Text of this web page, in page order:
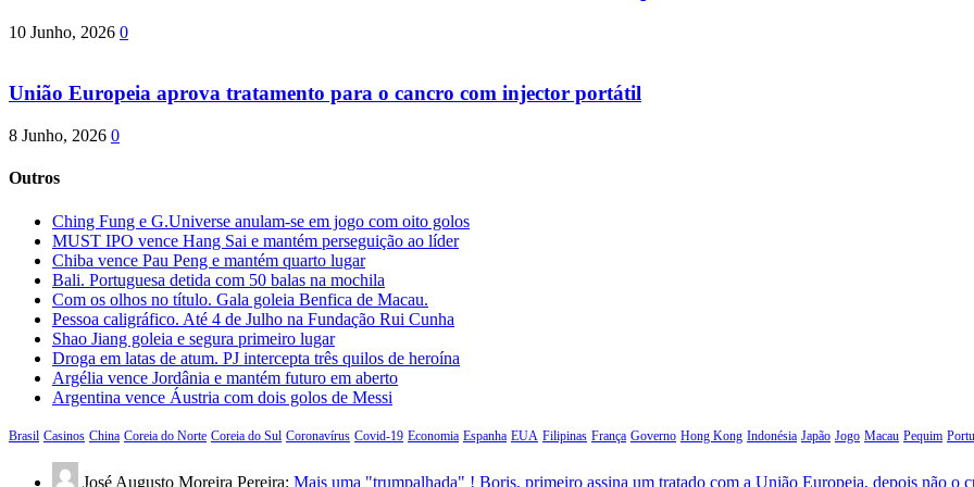
10 Junho, 2026 0
União Europeia aprova tratamento para o cancro com injector portátil
8 Junho, 2026 0
Outros
Ching Fung e G.Universe anulam-se em jogo com oito golos
MUST IPO vence Hang Sai e mantém perseguição ao líder
Chiba vence Pau Peng e mantém quarto lugar
Bali. Portuguesa detida com 50 balas na mochila
Com os olhos no título. Gala goleia Benfica de Macau.
Pessoa caligráfico. Até 4 de Julho na Fundação Rui Cunha
Shao Jiang goleia e segura primeiro lugar
Droga em latas de atum. PJ intercepta três quilos de heroína
Argélia vence Jordânia e mantém futuro em aberto
Argentina vence Áustria com dois golos de Messi
Brasil Casinos China Coreia do Norte Coreia do Sul Coronavírus Covid-19 Economia Espanha EUA Filipinas França Governo Hong Kong Indonésia Japão Jogo Macau Pequim
José Augusto Moreira Pereira: Mais uma "trumpalhada" ! Boris, primeiro assina um tratado com a União Europeia, depois não o